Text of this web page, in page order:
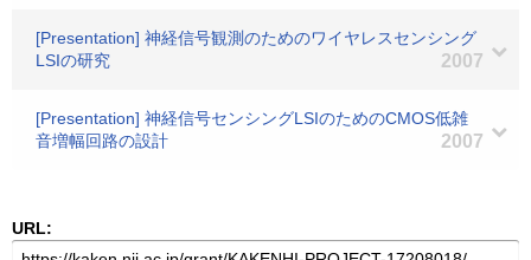
[Presentation] 神経信号観測のためのワイヤレスセンシング
LSIの研究
2007
[Presentation] 神経信号センシングLSIのためのCMOS低雑
音増幅回路の設計
2007
URL: